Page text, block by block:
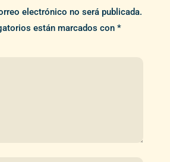
electrónico no será publicada.
están marcados con *